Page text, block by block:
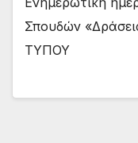
Σπουδών
ΤΥΠΟΥ